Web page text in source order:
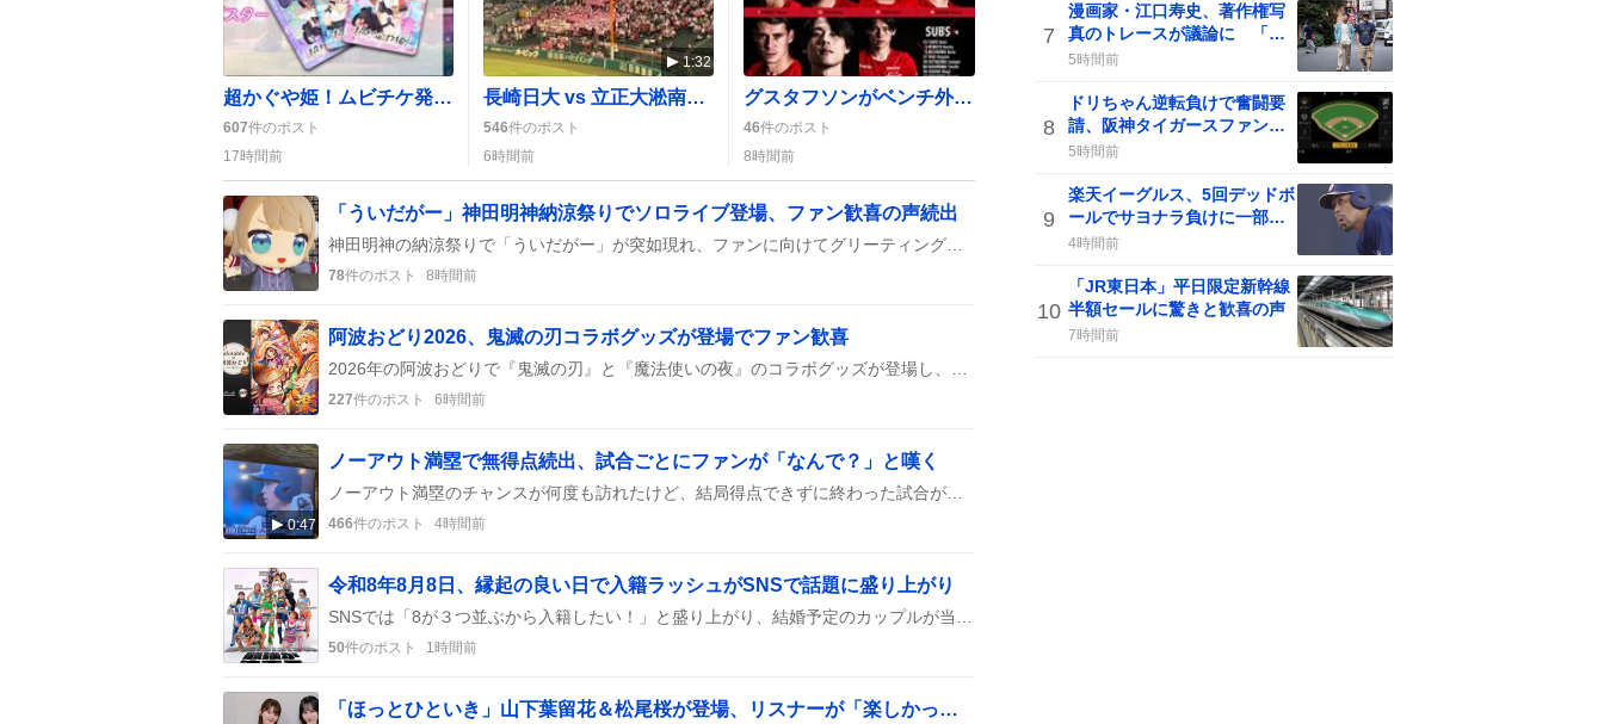
超かぐや姫！ムビチケ発売でファン熱狂、並んで確保した人が続出
607件のポスト
17時間前
1:32
長崎日大 vs 立正大淞南、甲子園第4試合が熱戦で盛り上がり「おさかな天国」騒ぎ
546件のポスト
6時間前
グスタフソンがベンチ外で開幕戦不在、ファンの声が上がる
46件のポスト
8時間前
「ういだがー」神田明神納涼祭りでソロライブ登場、ファン歓喜の声続出
78件のポスト 8時間前
阿波おどり2026、鬼滅の刃コラボグッズが登場でファン歓喜
227件のポスト 6時間前
0:47
ノーアウト満塁で無得点続出、試合ごとにファンが「なんで？」と嘆く
466件のポスト 4時間前
令和8年8月8日、縁起の良い日で入籍ラッシュがSNSで話題に盛り上がり
50件のポスト 1時間前
「ほっとひといき」山下葉留花＆松尾桜が登場、リスナーが「楽しかった」「面白い」と歓喜
7
漫画家・江口寿史、著作権写
真のトレースが議論に 「パ
クリとは何か」について語る
5時間前
8
ドリちゃん逆転負けで奮闘要
請、阪神タイガースファンが
応援の声に熱狂
5時間前
9
楽天イーグルス、5回デッドボ
ールでサヨナラ負けに一部フ
ァンが嘆き
4時間前
10
「JR東日本」平日限定新幹線
半額セールに驚きと歓喜の声
7時間前